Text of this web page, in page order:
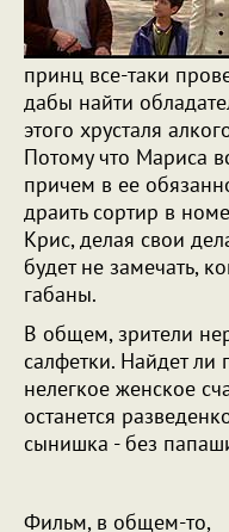
принц все-таки
дабы найти
этого хрусталя
Потому что Мариса
причем в ее
драить сортир в
Крис, делая свои
будет не замечать,
габаны.
В общем, зрители
салфетки. Найдет ли
нелегкое женское
останется
сынишка - без
Фильм, в общем-то,